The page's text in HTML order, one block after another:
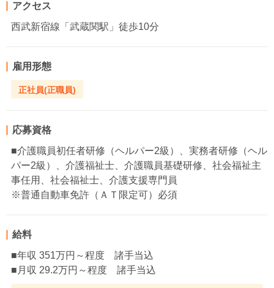
アクセス
西武新宿線「武蔵関駅」徒歩10分
雇用形態
正社員(正職員)
応募資格
■介護職員初任者研修（ヘルパー2級）、実務者研修（ヘル
パー2級）、介護福祉士、介護職員基礎研修、社会福祉主
事任用、社会福祉士、介護支援専門員
※普通自動車免許（ＡＴ限定可）必須
給料
■年収 351万円～程度 諸手当込
■月収 29.2万円～程度 諸手当込